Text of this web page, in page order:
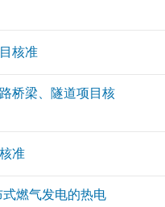
核准
桥梁、隧道项目核
准
燃气发电的热电